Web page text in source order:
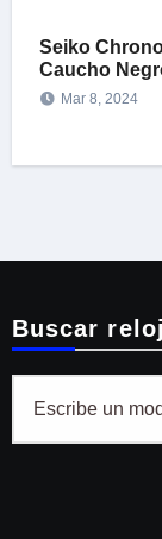
Seiko
Caucho
Mar 8, 2024
Buscar